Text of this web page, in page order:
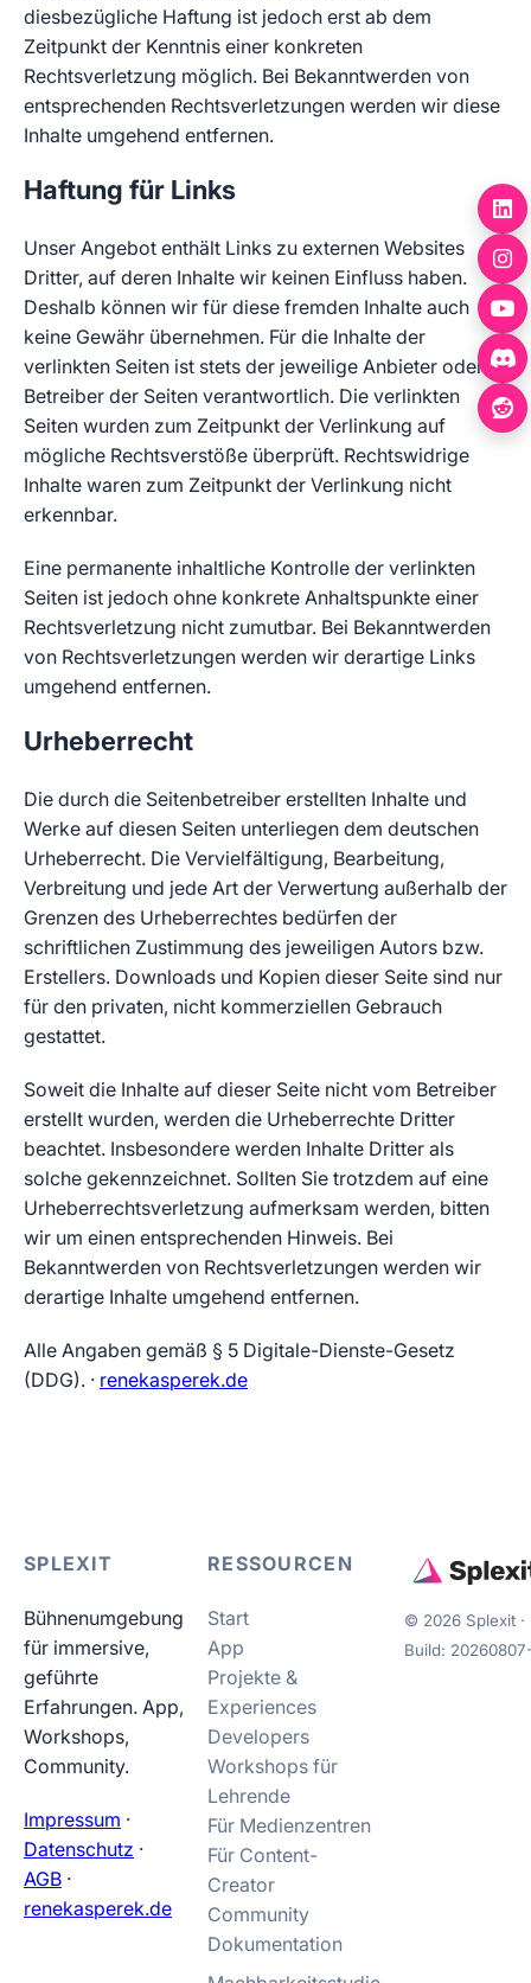
diesbezügliche Haftung ist jedoch erst ab dem
Zeitpunkt der Kenntnis einer konkreten
Rechtsverletzung möglich. Bei Bekanntwerden von
entsprechenden Rechtsverletzungen werden wir diese
Inhalte umgehend entfernen.
Haftung für Links
Unser Angebot enthält Links zu externen Websites
Dritter, auf deren Inhalte wir keinen Einfluss haben.
Deshalb können wir für diese fremden Inhalte auch
keine Gewähr übernehmen. Für die Inhalte der
verlinkten Seiten ist stets der jeweilige Anbieter oder
Betreiber der Seiten verantwortlich. Die verlinkten
Seiten wurden zum Zeitpunkt der Verlinkung auf
mögliche Rechtsverstöße überprüft. Rechtswidrige
Inhalte waren zum Zeitpunkt der Verlinkung nicht
erkennbar.
Eine permanente inhaltliche Kontrolle der verlinkten
Seiten ist jedoch ohne konkrete Anhaltspunkte einer
Rechtsverletzung nicht zumutbar. Bei Bekanntwerden
von Rechtsverletzungen werden wir derartige Links
umgehend entfernen.
Urheberrecht
Die durch die Seitenbetreiber erstellten Inhalte und
Werke auf diesen Seiten unterliegen dem deutschen
Urheberrecht. Die Vervielfältigung, Bearbeitung,
Verbreitung und jede Art der Verwertung außerhalb der
Grenzen des Urheberrechtes bedürfen der
schriftlichen Zustimmung des jeweiligen Autors bzw.
Erstellers. Downloads und Kopien dieser Seite sind nur
für den privaten, nicht kommerziellen Gebrauch
gestattet.
Soweit die Inhalte auf dieser Seite nicht vom Betreiber
erstellt wurden, werden die Urheberrechte Dritter
beachtet. Insbesondere werden Inhalte Dritter als
solche gekennzeichnet. Sollten Sie trotzdem auf eine
Urheberrechtsverletzung aufmerksam werden, bitten
wir um einen entsprechenden Hinweis. Bei
Bekanntwerden von Rechtsverletzungen werden wir
derartige Inhalte umgehend entfernen.
Alle Angaben gemäß § 5 Digitale-Dienste-Gesetz
(DDG). · renekasperek.de
SPLEXIT
Bühnenumgebung
für immersive,
geführte
Erfahrungen. App,
Workshops,
Community.
Impressum ·
Datenschutz ·
AGB ·
renekasperek.de
RESSOURCEN
Start
App
Projekte &
Experiences
Developers
Workshops für
Lehrende
Für Medienzentren
Für Content-
Creator
Community
Dokumentation
© 2026 Splexit ·
Build: